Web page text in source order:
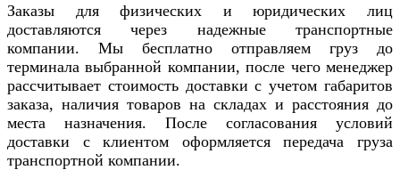
Заказы для физических и юридических лиц
доставляются через надежные транспортные
компании. Мы бесплатно отправляем груз до
терминала выбранной компании, после чего менеджер
рассчитывает стоимость доставки с учетом габаритов
заказа, наличия товаров на складах и расстояния до
места назначения. После согласования условий
доставки с клиентом оформляется передача груза
транспортной компании.